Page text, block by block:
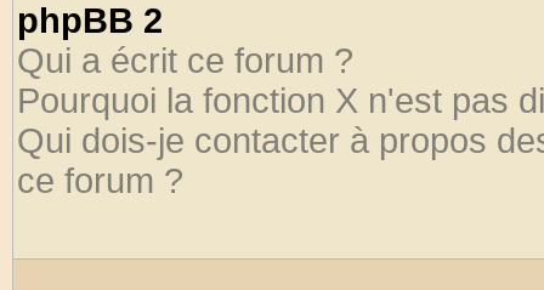
phpBB 2
Qui a écrit ce forum ?
Pourquoi la fonction X n'est pas
Qui dois-je contacter à propos
ce forum ?